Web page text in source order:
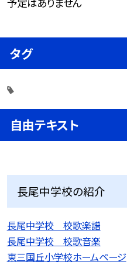
タグ
自由テキスト
長尾中学校の紹介
長尾中学校 校歌楽譜
長尾中学校 校歌音楽
東三国丘小学校ホームページ